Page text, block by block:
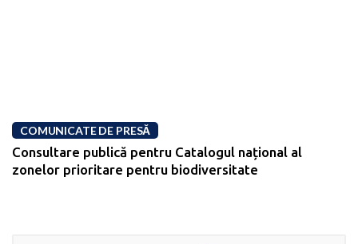
COMUNICATE DE PRESĂ
Consultare publică pentru Catalogul național al
zonelor prioritare pentru biodiversitate